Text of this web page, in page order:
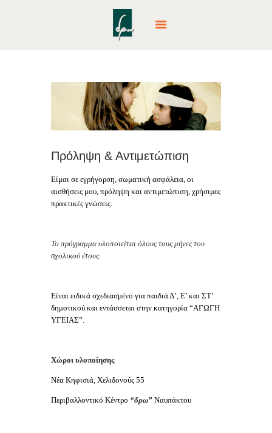
ΑΡΧΙΚΉ
ΕΚΠΑΙΔΕΥΤΙΚΆ
ΠΡΟΓΡΆΜΜΑΤΑ
ΔΡΆΣΕΙΣ & ΕΚΔΡΟΜΈΣ
PARTY
ΕΤΑΙΡΙΚΈΣ ΔΡΆΣΕΙΣ
ΕΠΙΚΟΙΝΩΝΊΑ
Πρόληψη & Αντιμετώπιση
Είμαι σε εγρήγορση, σωματική ασφάλεια, οι
αισθήσεις μου, πρόληψη και αντιμετώπιση, χρήσιμες
πρακτικές γνώσεις.
Το πρόγραμμα υλοποιείται όλους τους μήνες του
σχολικού έτους.
Είναι ειδικά σχεδιασμένο για παιδιά Δ’, Ε’ και ΣΤ’
δημοτικού και εντάσσεται στην κατηγορία “ΑΓΩΓΗ
ΥΓΕΙΑΣ”.
Χώροι υλοποίησης
Νέα Κηφισιά, Χελιδονούς 55
Περιβαλλοντικό Κέντρο “δρω” Ναυπάκτου